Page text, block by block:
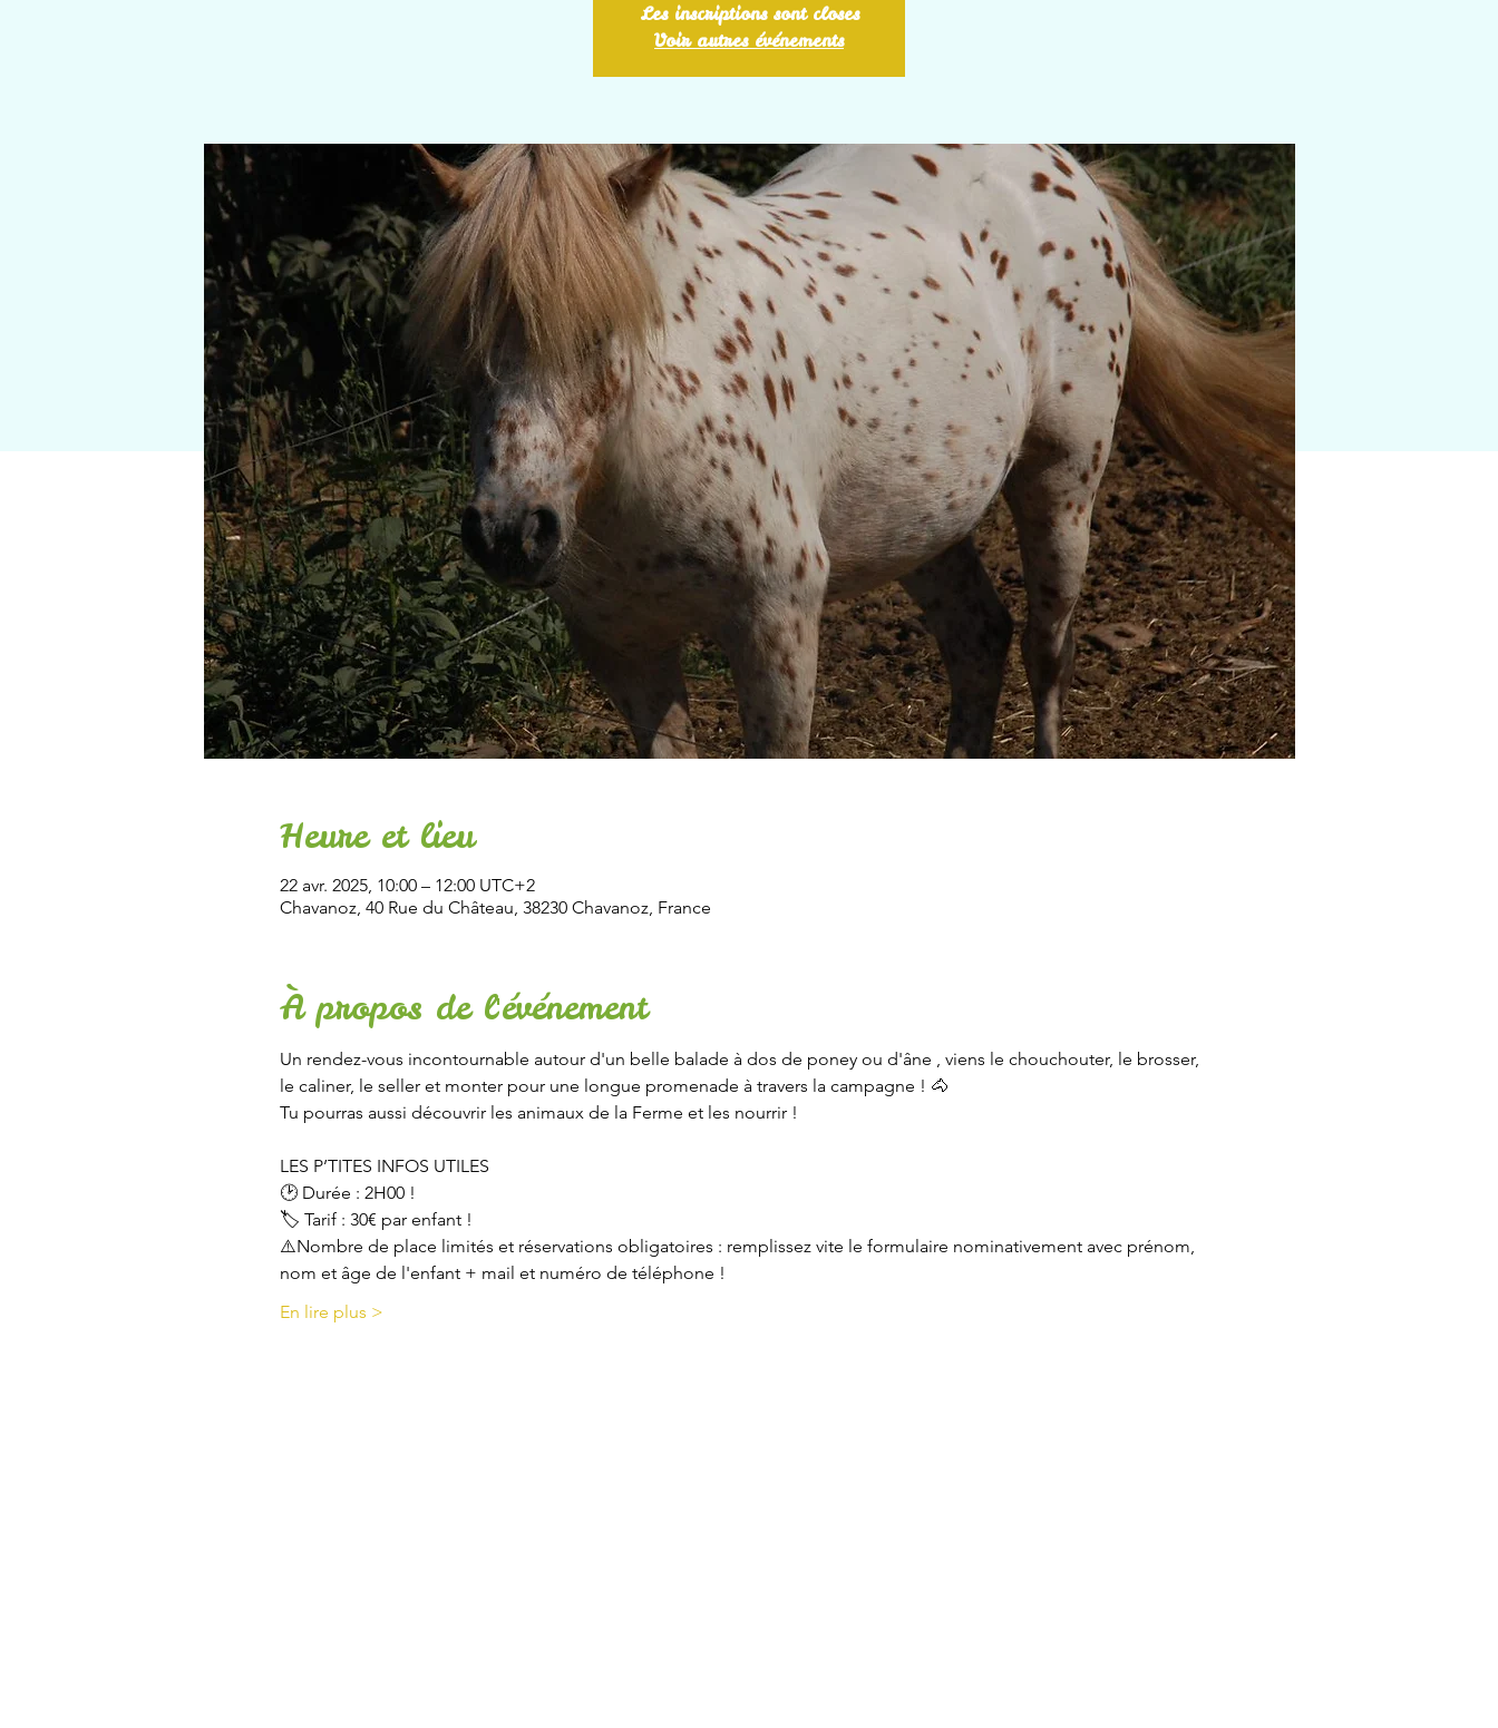
Les inscriptions sont closes
Voir autres événements
Heure et lieu
22 avr. 2025, 10:00 – 12:00 UTC+2
Chavanoz, 40 Rue du Château, 38230 Chavanoz, France
À propos de l'événement
Un rendez-vous incontournable autour d'un belle balade à dos de poney ou d'âne , viens le chouchouter, le brosser,
le caliner, le seller et monter pour une longue promenade à travers la campagne ! 🐴
Tu pourras aussi découvrir les animaux de la Ferme et les nourrir !
LES P’TITES INFOS UTILES
🕑 Durée : 2H00 !
🏷 Tarif : 30€ par enfant !
⚠️Nombre de place limités et réservations obligatoires : remplissez vite le formulaire nominativement avec prénom,
nom et âge de l'enfant + mail et numéro de téléphone !
En lire plus >